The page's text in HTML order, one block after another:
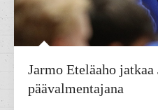
Jarmo Eteläaho jatkaa
päävalmentajana